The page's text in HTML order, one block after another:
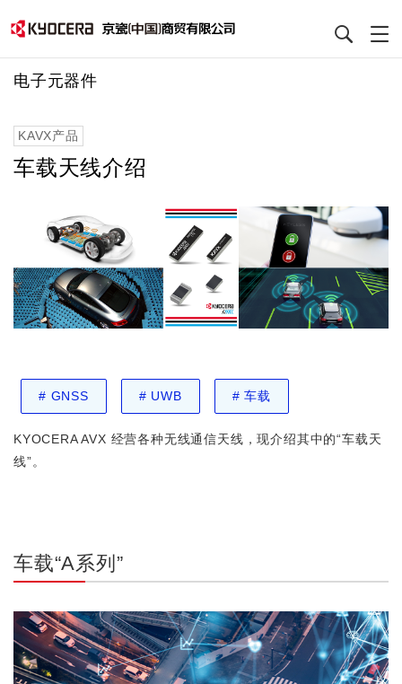
电子元器件
KAVX产品
车载天线介绍
# GNSS # UWB # 车载
KYOCERA AVX 经营各种无线通信天线，现介绍其中的“车载天
线”。
车载“A系列”